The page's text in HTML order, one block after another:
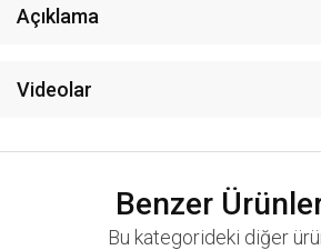
Açıklama
Videolar
Benzer
Bu kategorideki diğer